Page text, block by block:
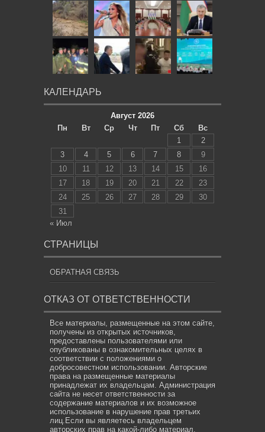
КАЛЕНДАРЬ
Август 2026
Пн
Вт Ср Чт Пт Сб
Вс
1
2
3
4 5 6 7 8
9
10
11 12 13 14 15
16
17
18 19 20 21 22
23
24
25 26 27 28 29
30
31
« Июл
СТРАНИЦЫ
ОБРАТНАЯ СВЯЗЬ
ОТКАЗ ОТ ОТВЕТСТВЕННОСТИ
Все материалы, размещенные на этом сайте,
получены из открытых источников,
предоставлены пользователями или
опубликованы в ознакомительных целях в
соответствии с положениями о
добросовестном использовании. Авторские
права на размещенные материалы
принадлежат их владельцам. Администрация
сайта не несет ответственности за
содержание материалов и их возможное
использование в нарушение прав третьих
лиц.Если вы являетесь владельцем
авторских прав на какой-либо материал,